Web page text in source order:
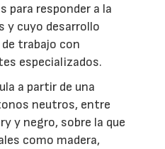
para responder a la
y cuyo desarrollo
trabajo con
especializados.
a partir de una
neutros, entre
y negro, sobre la que
como madera,